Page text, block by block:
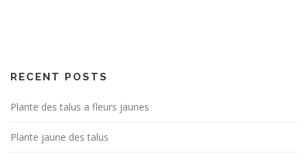
RECENT POSTS
Plante des talus a fleurs jaunes
Plante jaune des talus